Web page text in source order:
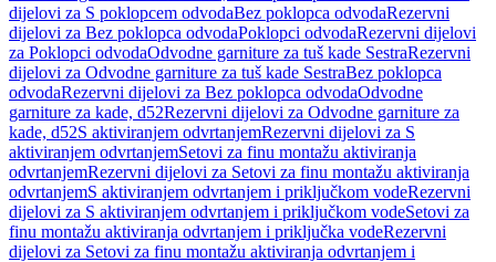
dijelovi za S poklopcem odvodaBez poklopca odvodaRezervni
dijelovi za Bez poklopca odvodaPoklopci odvodaRezervni dijelovi
za Poklopci odvodaOdvodne garniture za tuš kade SestraRezervni
dijelovi za Odvodne garniture za tuš kade SestraBez poklopca
odvodaRezervni dijelovi za Bez poklopca odvodaOdvodne
garniture za kade, d52Rezervni dijelovi za Odvodne garniture za
kade, d52S aktiviranjem odvrtanjemRezervni dijelovi za S
aktiviranjem odvrtanjemSetovi za finu montažu aktiviranja
odvrtanjemRezervni dijelovi za Setovi za finu montažu aktiviranja
odvrtanjemS aktiviranjem odvrtanjem i priključkom vodeRezervni
dijelovi za S aktiviranjem odvrtanjem i priključkom vodeSetovi za
finu montažu aktiviranja odvrtanjem i priključka vodeRezervni
dijelovi za Setovi za finu montažu aktiviranja odvrtanjem i